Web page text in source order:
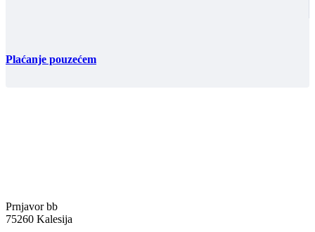
Plaćanje pouzećem
Prnjavor bb
75260 Kalesija